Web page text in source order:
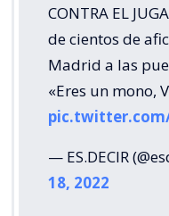
CONTRA EL
de cientos de
Madrid a las
«Eres un mono,
— ES.DECIR
18, 2022